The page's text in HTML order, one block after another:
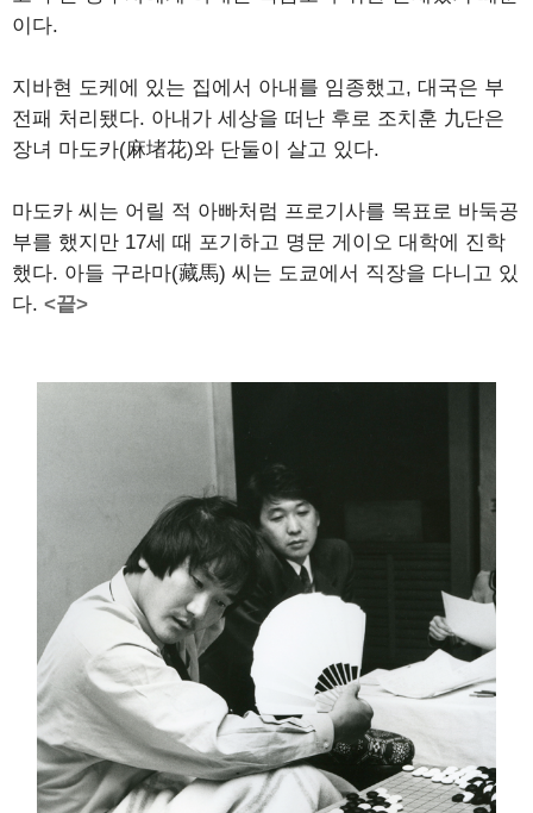
이다.
지바현 도케에 있는 집에서 아내를 임종했고, 대국은 부
전패 처리됐다. 아내가 세상을 떠난 후로 조치훈 九단은
장녀 마도카(麻堵花)와 단둘이 살고 있다.
마도카 씨는 어릴 적 아빠처럼 프로기사를 목표로 바둑공
부를 했지만 17세 때 포기하고 명문 게이오 대학에 진학
했다. 아들 구라마(藏馬) 씨는 도쿄에서 직장을 다니고 있
다. <끝>